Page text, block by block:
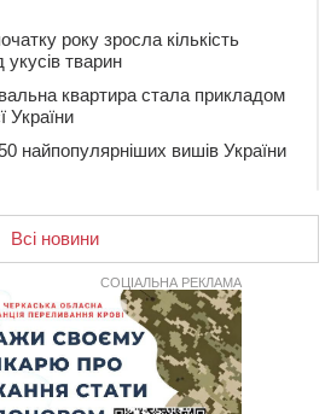
року зросла кількість
укусів тварин
квартира стала прикладом
України
найпопулярніших вишів України
клітки: у Черкасах 75-річній
аортальний клапан
встановили сонячну
понад пів мільйона гривень
прощаються з полеглим на
Монастирищини
Всі новини
СОЦІАЛЬНА РЕКЛАМА